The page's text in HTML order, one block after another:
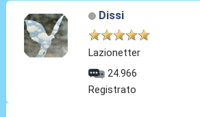
Dissi
Lazionetter
24.966
Registrato